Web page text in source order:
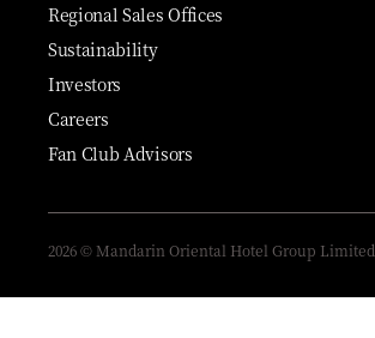
Regional Sales Offices
Sustainability
Investors
Careers
Fan Club Advisors
2026 © Mandarin Oriental Hotel Group Limited